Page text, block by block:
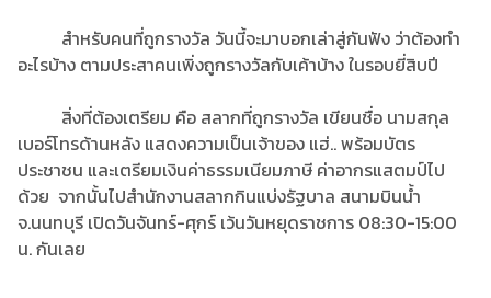
สำหรับคนที่ถูกรางวัล วันนี้จะมาบอกเล่าสู่กันฟัง ว่าต้องทำ
อะไรบ้าง ตามประสาคนเพิ่งถูกรางวัลกับเค้าบ้าง ในรอบยี่สิบปี
สิ่งที่ต้องเตรียม คือ สลากที่ถูกรางวัล เขียนชื่อ นามสกุล
เบอร์โทรด้านหลัง แสดงความเป็นเจ้าของ แฮ่.. พร้อมบัตร
ประชาชน และเตรียมเงินค่าธรรมเนียมภาษี ค่าอากรแสตมป์ไป
ด้วย จากนั้นไปสำนักงานสลากกินแบ่งรัฐบาล สนามบินน้ำ
จ.นนทบุรี เปิดวันจันทร์-ศุกร์ เว้นวันหยุดราชการ 08:30-15:00
น. กันเลย